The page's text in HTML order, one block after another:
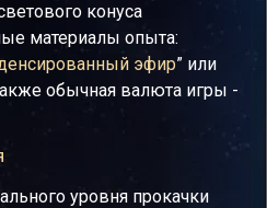
конуса
материалы опыта:
эфир” или
обычная валюта игры -
уровня прокачки